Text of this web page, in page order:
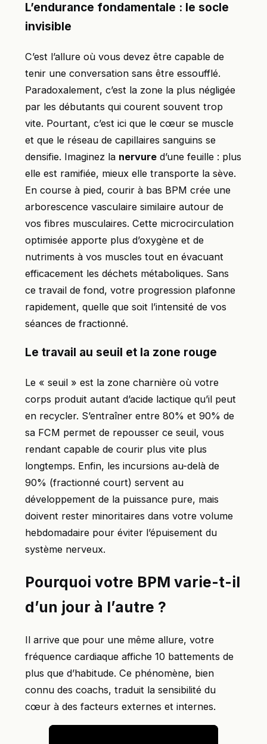
L’endurance fondamentale : le socle
invisible
C’est l’allure où vous devez être capable de
tenir une conversation sans être essoufflé.
Paradoxalement, c’est la zone la plus négligée
par les débutants qui courent souvent trop
vite. Pourtant, c’est ici que le cœur se muscle
et que le réseau de capillaires sanguins se
densifie. Imaginez la nervure d’une feuille : plus
elle est ramifiée, mieux elle transporte la sève.
En course à pied, courir à bas BPM crée une
arborescence vasculaire similaire autour de
vos fibres musculaires. Cette microcirculation
optimisée apporte plus d’oxygène et de
nutriments à vos muscles tout en évacuant
efficacement les déchets métaboliques. Sans
ce travail de fond, votre progression plafonne
rapidement, quelle que soit l’intensité de vos
séances de fractionné.
Le travail au seuil et la zone rouge
Le « seuil » est la zone charnière où votre
corps produit autant d’acide lactique qu’il peut
en recycler. S’entraîner entre 80% et 90% de
sa FCM permet de repousser ce seuil, vous
rendant capable de courir plus vite plus
longtemps. Enfin, les incursions au-delà de
90% (fractionné court) servent au
développement de la puissance pure, mais
doivent rester minoritaires dans votre volume
hebdomadaire pour éviter l’épuisement du
système nerveux.
Pourquoi votre BPM varie-t-il
d’un jour à l’autre ?
Il arrive que pour une même allure, votre
fréquence cardiaque affiche 10 battements de
plus que d’habitude. Ce phénomène, bien
connu des coachs, traduit la sensibilité du
cœur à des facteurs externes et internes.